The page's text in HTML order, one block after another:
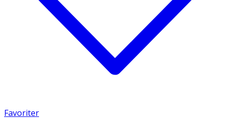
Favoriter